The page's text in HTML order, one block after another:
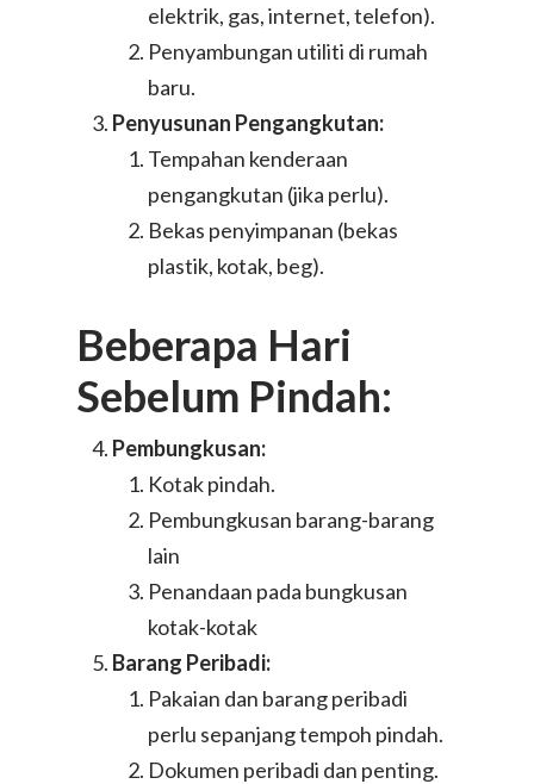
elektrik, gas, internet, telefon).
Penyambungan utiliti di rumah
baru.
Penyusunan Pengangkutan:
Tempahan kenderaan
pengangkutan (jika perlu).
Bekas penyimpanan (bekas
plastik, kotak, beg).
Beberapa Hari
Sebelum Pindah:
Pembungkusan:
Kotak pindah.
Pembungkusan barang-barang
lain
Penandaan pada bungkusan
kotak-kotak
Barang Peribadi:
Pakaian dan barang peribadi
perlu sepanjang tempoh pindah.
Dokumen peribadi dan penting.